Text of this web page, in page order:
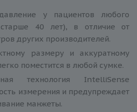
у пациентов любого
40 лет), в отличие от
других производителей.
размеру и аккуратному
поместится в любой сумке.
технология IntelliSense
измерения и предупреждает
манжеты.